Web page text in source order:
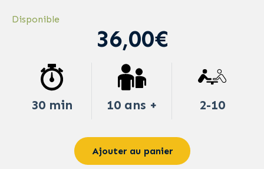
Disponible
36,00€
30 min 10 ans + 2-10
Ajouter au panier